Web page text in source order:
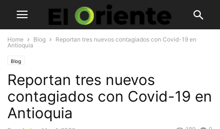
Home Blog
Reportan tres nuevos contagiados con Covid-19 en
Antioquia
Blog
Reportan tres nuevos
contagiados con Covid-19 en
Antioquia